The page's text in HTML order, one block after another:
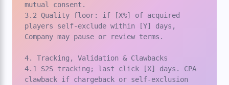
mutual consent.
3.2 Quality floor: if [X%] of acquired
players self-exclude within [Y] days,
Company may pause or review terms.
4. Tracking, Validation & Clawbacks
4.1 S2S tracking; last click [X] days. CPA
clawback if chargeback or self-exclusion